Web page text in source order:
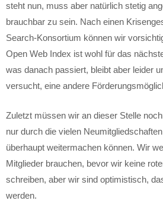
steht nun, muss aber natürlich stetig
brauchbar zu sein. Nach einen
Search-Konsortium können wir
Open Web Index ist wohl für das
was danach passiert, bleibt aber leider
versucht, eine andere
Zuletzt müssen wir an dieser Stelle
nur durch die vielen
überhaupt weitermachen können. Wir
Mitglieder brauchen, bevor wir keine
schreiben, aber wir sind optimistisch,
werden.